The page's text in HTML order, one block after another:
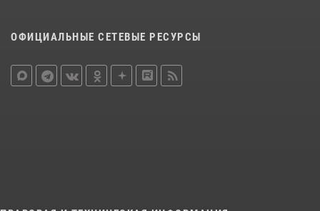
ОФИЦИАЛЬНЫЕ СЕТЕВЫЕ РЕСУРСЫ